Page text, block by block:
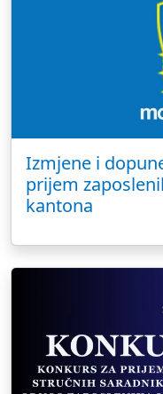
Izmjene i
prijem
kantona